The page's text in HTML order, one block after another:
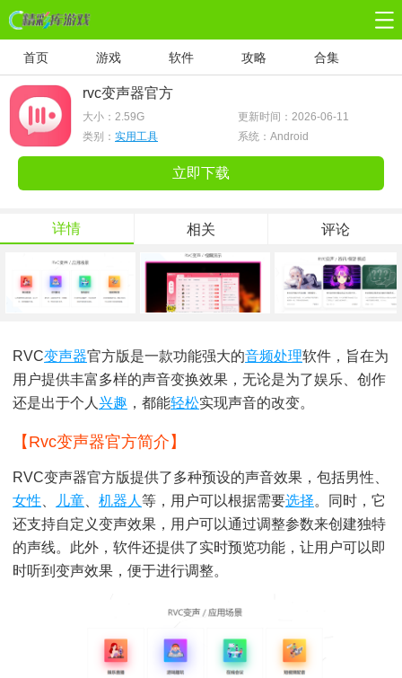
首页 游戏 软件 攻略 合集
rvc变声器官方
大小： 2.59G
更新时间：2026-06-11
类别： 实用工具 系统：Android
立即下载
详情 相关 评论
RVC变声器官方版是一款功能强大的音频处理软件，旨在为
用户提供丰富多样的声音变换效果，无论是为了娱乐、创作
还是出于个人 兴趣 ，都能轻松实现声音的改变。
【rvc变声器官方简介】
RVC变声器官方版提供了多种预设的声音效果，包括男性、
女性
儿童 机器人 等，用户可以根据需要选择。同时，它
还支持自定义变声效果，用户可以通过调整参数来创建独特
的声线。此外，软件还提供了实时预览功能，让用户可以即
时听到变声效果，便于进行调整。